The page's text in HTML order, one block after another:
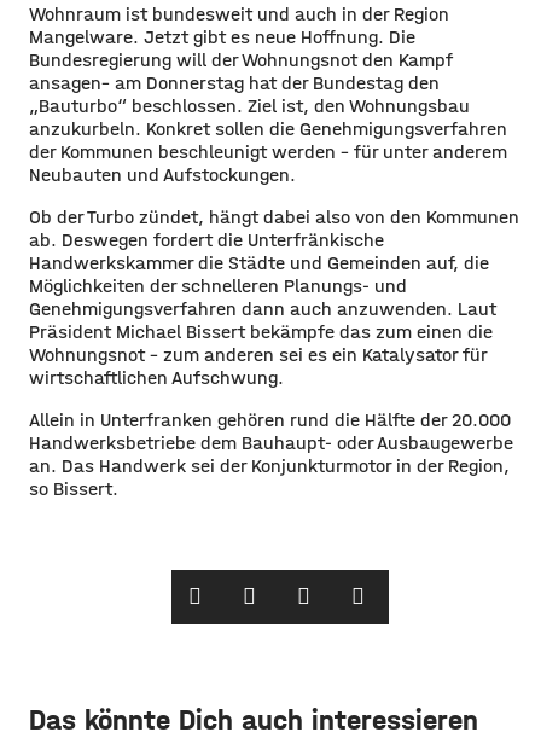
Wohnraum ist bundesweit und auch in der Region
Mangelware. Jetzt gibt es neue Hoffnung. Die
Bundesregierung will der Wohnungsnot den Kampf
ansagen– am Donnerstag hat der Bundestag den
„Bauturbo“ beschlossen. Ziel ist, den Wohnungsbau
anzukurbeln. Konkret sollen die Genehmigungsverfahren
der Kommunen beschleunigt werden – für unter anderem
Neubauten und Aufstockungen.
Ob der Turbo zündet, hängt dabei also von den Kommunen
ab. Deswegen fordert die Unterfränkische
Handwerkskammer die Städte und Gemeinden auf, die
Möglichkeiten der schnelleren Planungs- und
Genehmigungsverfahren dann auch anzuwenden. Laut
Präsident Michael Bissert bekämpfe das zum einen die
Wohnungsnot – zum anderen sei es ein Katalysator für
wirtschaftlichen Aufschwung.
Allein in Unterfranken gehören rund die Hälfte der 20.000
Handwerksbetriebe dem Bauhaupt- oder Ausbaugewerbe
an. Das Handwerk sei der Konjunkturmotor in der Region,
so Bissert.
Das könnte Dich auch interessieren